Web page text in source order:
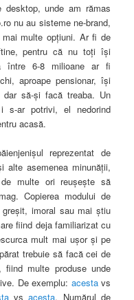
unde am rămas
nu au sisteme ne-brand,
multe opţiuni. Ar fi de
pentru că nu toţi îşi
între 6-8 milioane ar fi
aproape pensionar, îşi
să-şi facă treaba. Un
ar potrivi, el nedorind
acasă.
reprezentat de
alte asemenea minunăţii,
multe ori reuşeşte să
Copierea modului de
imoral sau mai ştiu
fiind deja familiarizat cu
mult mai uşor şi pe
trebuie să facă cei de
multe produse unde
De exemplu: acestavs
vsacesta. Numărul de